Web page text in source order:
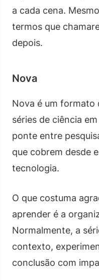
a cada cena.
termos que
depois.
Nova
Nova é um formato
séries de ciência
ponte entre
que cobrem desde
tecnologia.
O que costuma
aprender é a
Normalmente, a
contexto,
conclusão com